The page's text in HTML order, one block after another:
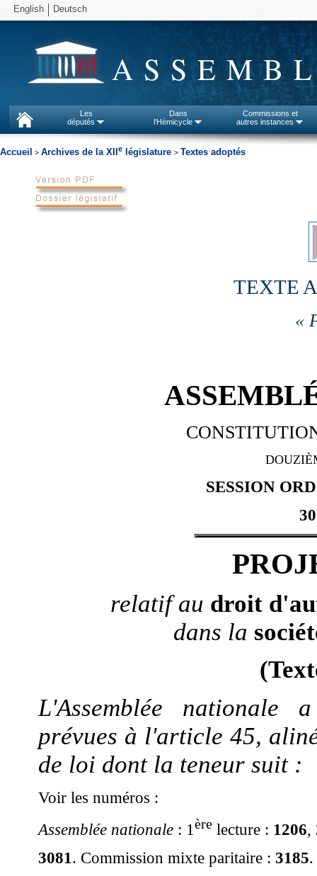
English Deutsch
Les
députés
Dans
l'Hémicycle
Commissions et
autres instances
Accueil > Archives de la XII e législature > Textes adoptés
TEXTE
«
SESSION
relatif au droit
dans la
L'Assemblée nationale
prévues à l'article 45,
de loi dont la teneur suit :
Voir les numéros :
Assemblée nationale : 1 ère lecture : 1206,
3081. Commission mixte paritaire : 3185.